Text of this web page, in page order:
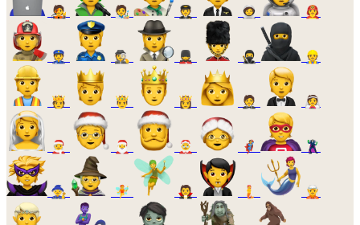
🧑‍🎤 🧑‍🎨 🧑‍✈️ 🧑‍🚀 🧑‍🚒
👮 🕵️ 💂 🥷 👷
🫅 🤴 👸 🤵 👰
🧑‍🎄 🎅 🤶 🦸 🦹
🧙 🧚 🧛 🧜 🧝